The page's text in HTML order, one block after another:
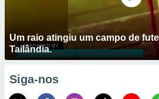
Um raio atingiu um campo de
Tailândia.
Siga-nos